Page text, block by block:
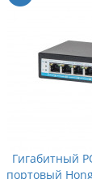
Гигабитный
портовый